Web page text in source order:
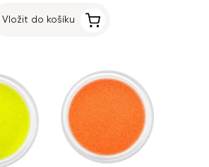
Vložit do košíku